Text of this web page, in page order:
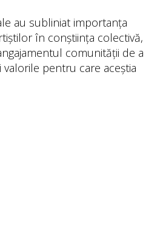
au subliniat importanța
în conștiința colectivă,
comunității de a
pentru care aceștia